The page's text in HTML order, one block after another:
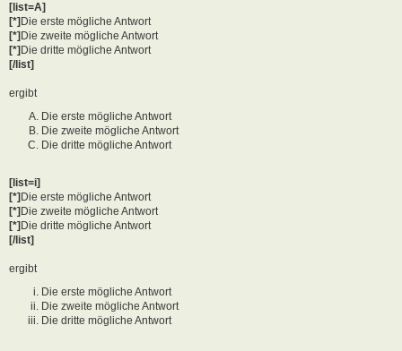
[list=A]
[*] Die erste mögliche Antwort
[*] Die zweite mögliche Antwort
[*] Die dritte mögliche Antwort
[/list]
ergibt
Die erste mögliche Antwort
Die zweite mögliche Antwort
Die dritte mögliche Antwort
[list=i]
[*] Die erste mögliche Antwort
[*] Die zweite mögliche Antwort
[*] Die dritte mögliche Antwort
[/list]
ergibt
Die erste mögliche Antwort
Die zweite mögliche Antwort
Die dritte mögliche Antwort